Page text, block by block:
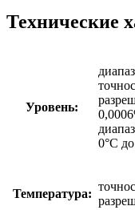
Технические
Уровень:
0°С
Температура: